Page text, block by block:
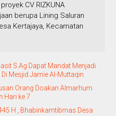
CV RIZKUNA
berupa Lining Saluran
Kertajaya, Kecamatan
S.Ag Dapat Mandat Menjadi
Mesjid Jamie Al-Muttaqin
Orang Doakan Almarhum
Hari ke 7
H , Bhabinkamtibmas Desa